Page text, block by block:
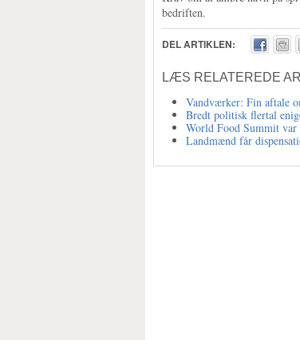
bedriften.
DEL ARTIKLEN:
LÆS RELATEREDE
Vandværker: Fin aftale
Bredt politisk flertal
World Food Summit var
Landmænd får